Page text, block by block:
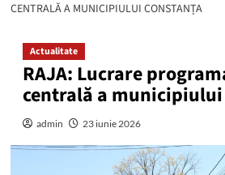
CENTRALĂ A MUNICIPIULUI CONSTANȚA
Actualitate
RAJA: Lucrare
centrală a
admin 23 iunie 2026